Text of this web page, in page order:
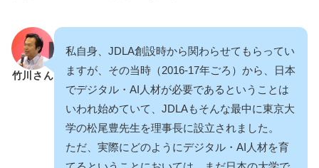
竹川さん
私自身、JDLA創設時から関わらせてもらってい
ますが、その当時（2016-17年ごろ）から、日本
でデジタル・AI人材が必要であるということは
いわれ始めていて、JDLAもそんな最中に東京大
学の松尾豊先生を理事長に設立されました。
ただ、実際にどのようにデジタル・AI人材を育